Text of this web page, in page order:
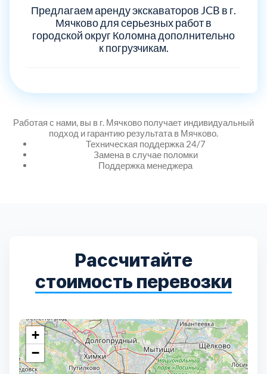
Предлагаем аренду экскаваторов JCB в г.
Мячково для серьезных работ в
городской округ Коломна дополнительно
к погрузчикам.
Работая с нами, вы в г. Мячково получает индивидуальный
подход и гарантию результата в Мячково.
Техническая поддержка 24/7
Замена в случае поломки
Поддержка менеджера
Рассчитайте
стоимость перевозки
+
−
Богородский
Волоколамский 3
Долгопрудный
Зеленоградский
Каширский 2